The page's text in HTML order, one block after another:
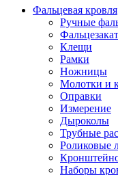
Фальцевая кровля
Ручные
Клещи
Рамки
Ножницы
Молотки и
Оправки
Измерение
Дыроколы
Трубные
Роликовые
Наборы